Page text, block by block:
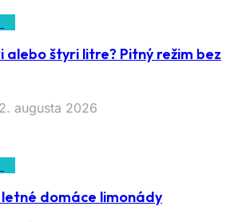
alebo štyri litre? Pitný režim bez
2. augusta 2026
letné domáce limonády